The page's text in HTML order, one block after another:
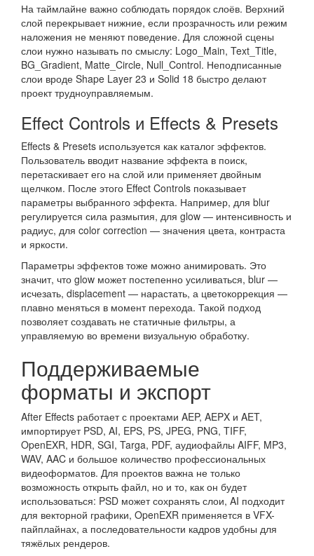
На таймлайне важно соблюдать порядок слоёв. Верхний
слой перекрывает нижние, если прозрачность или режим
наложения не меняют поведение. Для сложной сцены
слои нужно называть по смыслу: Logo_Main, Text_Title,
BG_Gradient, Matte_Circle, Null_Control. Неподписанные
слои вроде Shape Layer 23 и Solid 18 быстро делают
проект трудноуправляемым.
Effect Controls и Effects & Presets
Effects & Presets используется как каталог эффектов.
Пользователь вводит название эффекта в поиск,
перетаскивает его на слой или применяет двойным
щелчком. После этого Effect Controls показывает
параметры выбранного эффекта. Например, для blur
регулируется сила размытия, для glow — интенсивность и
радиус, для color correction — значения цвета, контраста
и яркости.
Параметры эффектов тоже можно анимировать. Это
значит, что glow может постепенно усиливаться, blur —
исчезать, displacement — нарастать, а цветокоррекция —
плавно меняться в момент перехода. Такой подход
позволяет создавать не статичные фильтры, а
управляемую во времени визуальную обработку.
Поддерживаемые
форматы и экспорт
After Effects работает с проектами AEP, AEPX и AET,
импортирует PSD, AI, EPS, PS, JPEG, PNG, TIFF,
OpenEXR, HDR, SGI, Targa, PDF, аудиофайлы AIFF, MP3,
WAV, AAC и большое количество профессиональных
видеоформатов. Для проектов важна не только
возможность открыть файл, но и то, как он будет
использоваться: PSD может сохранять слои, AI подходит
для векторной графики, OpenEXR применяется в VFX-
пайплайнах, а последовательности кадров удобны для
тяжёлых рендеров.